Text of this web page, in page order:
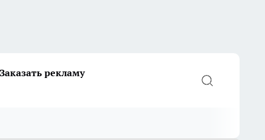
Заказать рекламу